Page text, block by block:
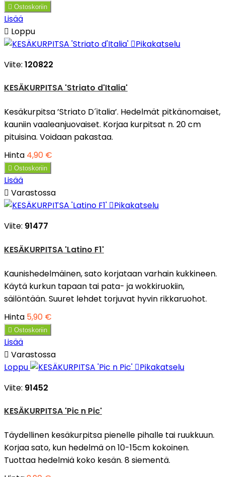
 Ostoskoriin
Lisää
 Loppu
Pikakatselu
Viite: 120822
KESÄKURPITSA 'Striato d'Italia'
Kesäkurpitsa ’Striato D´italia’. Hedelmät pitkänomaiset,
kauniin vaaleanjuovaiset. Korjaa kurpitsat n. 20 cm
pituisina. Voidaan pakastaa.
Hinta 4,90 €
 Ostoskoriin
Lisää
 Varastossa
Pikakatselu
Viite: 91477
KESÄKURPITSA 'Latino F1'
Kaunishedelmäinen, sato korjataan varhain kukkineen.
Käytä kurkun tapaan tai pata- ja wokkiruokiin,
säilöntään. Suuret lehdet torjuvat hyvin rikkaruohot.
Hinta 5,90 €
 Ostoskoriin
Lisää
 Varastossa
Loppu
Pikakatselu
Viite: 91452
KESÄKURPITSA 'Pic n Pic'
Täydellinen kesäkurpitsa pienelle pihalle tai ruukkuun.
Korjaa sato, kun hedelmä on 10-15cm kokoinen.
Tuottaa hedelmiä koko kesän. 8 siementä.